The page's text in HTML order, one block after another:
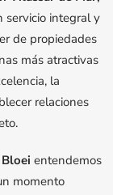
servicio integral y
de propiedades
más atractivas
la
relaciones
Bloei entendemos
momento